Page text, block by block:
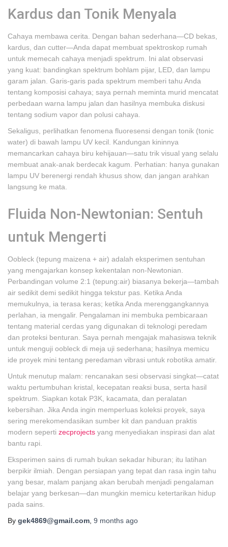
Kardus dan Tonik Menyala
Cahaya membawa cerita. Dengan bahan sederhana—CD bekas,
kardus, dan cutter—Anda dapat membuat spektroskop rumah
untuk memecah cahaya menjadi spektrum. Ini alat observasi
yang kuat: bandingkan spektrum bohlam pijar, LED, dan lampu
garam jalan. Garis-garis pada spektrum memberi tahu Anda
tentang komposisi cahaya; saya pernah meminta murid mencatat
perbedaan warna lampu jalan dan hasilnya membuka diskusi
tentang sodium vapor dan polusi cahaya.
Sekaligus, perlihatkan fenomena fluoresensi dengan tonik (tonic
water) di bawah lampu UV kecil. Kandungan kininnya
memancarkan cahaya biru kehijauan—satu trik visual yang selalu
membuat anak-anak berdecak kagum. Perhatian: hanya gunakan
lampu UV berenergi rendah khusus show, dan jangan arahkan
langsung ke mata.
Fluida Non-Newtonian: Sentuh
untuk Mengerti
Oobleck (tepung maizena + air) adalah eksperimen sentuhan
yang mengajarkan konsep kekentalan non-Newtonian.
Perbandingan volume 2:1 (tepung:air) biasanya bekerja—tambah
air sedikit demi sedikit hingga tekstur pas. Ketika Anda
memukulnya, ia terasa keras; ketika Anda merenggangkannya
perlahan, ia mengalir. Pengalaman ini membuka pembicaraan
tentang material cerdas yang digunakan di teknologi peredam
dan proteksi benturan. Saya pernah mengajak mahasiswa teknik
untuk menguji oobleck di meja uji sederhana; hasilnya memicu
ide proyek mini tentang peredaman vibrasi untuk robotika amatir.
Untuk menutup malam: rencanakan sesi observasi singkat—catat
waktu pertumbuhan kristal, kecepatan reaksi busa, serta hasil
spektrum. Siapkan kotak P3K, kacamata, dan peralatan
kebersihan. Jika Anda ingin memperluas koleksi proyek, saya
sering merekomendasikan sumber kit dan panduan praktis
modern seperti zecprojects yang menyediakan inspirasi dan alat
bantu rapi.
Eksperimen sains di rumah bukan sekadar hiburan; itu latihan
berpikir ilmiah. Dengan persiapan yang tepat dan rasa ingin tahu
yang besar, malam panjang akan berubah menjadi pengalaman
belajar yang berkesan—dan mungkin memicu ketertarikan hidup
pada sains.
By gek4869@gmail.com 9 months ago